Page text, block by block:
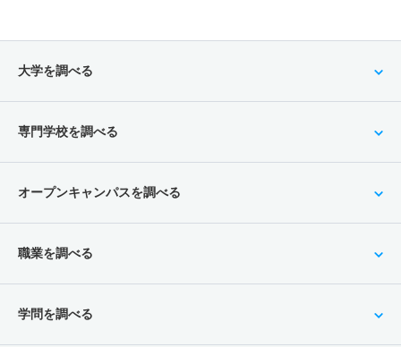
大学を調べる
専門学校を調べる
オープンキャンパスを調べる
職業を調べる
学問を調べる